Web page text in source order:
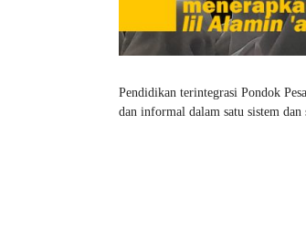
Pendidikan terintegrasi Pondok
dan informal dalam satu sistem dan